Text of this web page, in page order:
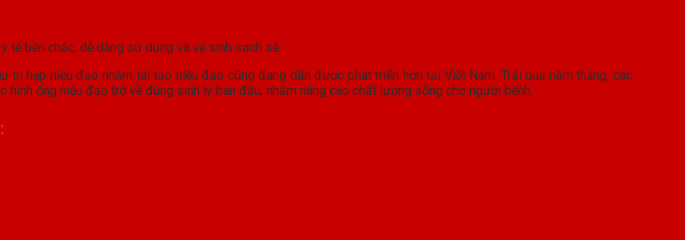
tế bền chắc, dễ dàng sử dụng và vệ sinh sạch sẽ.
trị hẹp niệu đạo nhằm tái tạo niệu đạo cũng đang dần được phát triển hơn tại Việt Nam. Trải qua năm tháng, các
ống niệu đạo trở về đúng sinh lý ban đầu, nhằm nâng cao chất lượng sống cho người bệnh.